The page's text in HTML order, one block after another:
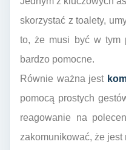
skorzystać z toalety,
to, że musi być w tym
bardzo pomocne.
Równie ważna jest
pomocą prostych
reagowanie na
zakomunikować, że